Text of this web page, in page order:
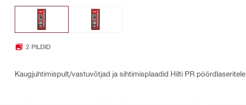
2 PILDID
Kaugjuhtimispult/vastuvõtjad ja sihtimisplaadid Hilti PR pöördlaseritele